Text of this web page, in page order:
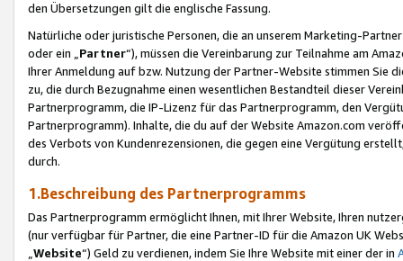
den Übersetzungen gilt die englische Fassung.
Natürliche oder juristische Personen, die an unserem Marketing-
oder ein „Partner“), müssen die Vereinbarung zur Teilnahme am
Ihrer Anmeldung auf bzw. Nutzung der Partner-Website stimmen Sie
zu, die durch Bezugnahme einen wesentlichen Bestandteil dieser
Partnerprogramm, die IP-Lizenz für das Partnerprogramm, den
Partnerprogramm). Inhalte, die du auf der Website Amazon.com
des Verbots von Kundenrezensionen, die gegen eine Vergütung
durch.
1.Beschreibung des Partnerprogramms
Das Partnerprogramm ermöglicht Ihnen, mit Ihrer Website, Ihren
(nur verfügbar für Partner, die eine Partner-ID für die Amazon UK
Website“) Geld zu verdienen, indem Sie Ihre Website mit einer der in